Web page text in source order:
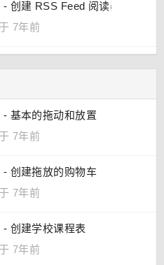
创建 RSS Feed 阅读器
7年前
基本的拖动和放置
7年前
创建拖放的购物车
7年前
创建学校课程表
7年前